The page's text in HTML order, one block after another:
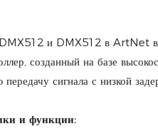
и DMX512 в ArtNet в
созданный на базе
передачу сигнала с низкой
и функции: